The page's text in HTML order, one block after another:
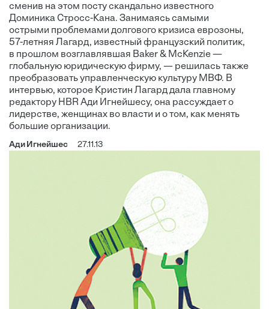
сменив на этом посту скандально известного
Доминика Стросс-Кана. Занимаясь самыми
острыми проблемами долгового кризиса еврозоны,
57-летняя Лагард, известный французский политик,
в прошлом возглавлявшая Baker & McKenzie —
глобальную юридическую фирму, — решилась также
преобразовать управленческую культуру МВФ. В
интервью, которое Кристин Лагард дала главному
редактору HBR Ади Игнейшесу, она рассуждает о
лидерстве, женщинах во власти и о том, как менять
большие организации.
Ади Игнейшес 27.11.13